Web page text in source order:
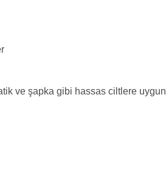
ve şapka gibi hassas ciltlere uygun